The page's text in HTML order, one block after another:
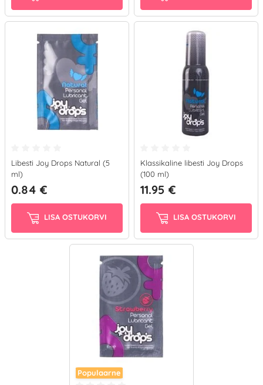
Libesti Joy Drops Natural (5
ml)
0.84 €
LISA OSTUKORVI
Klassikaline libesti Joy Drops
(100 ml)
11.95 €
LISA OSTUKORVI
Populaarne